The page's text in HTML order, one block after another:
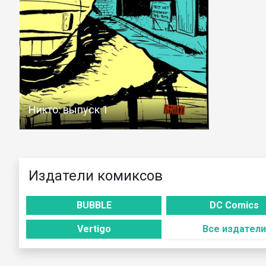
Никто: выпуск 1
Издатели комиксов
BUBBLE DC Comics
Vertigo Все издатели